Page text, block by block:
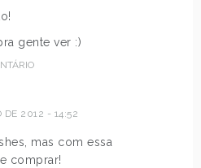
gente ver :)
DE 2012 - 14:52
mas com essa
comprar!